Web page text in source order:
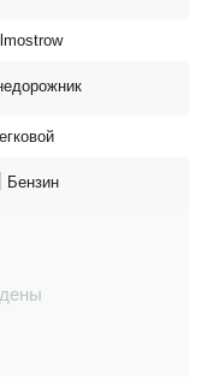
Бензин